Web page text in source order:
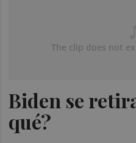
Biden se
qué?